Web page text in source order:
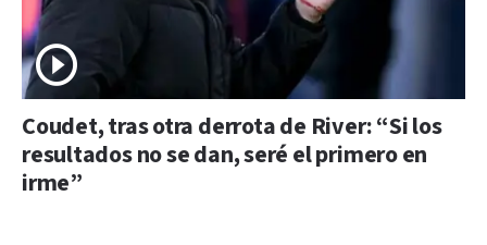
Coudet, tras otra derrota de River: “Si los
resultados no se dan, seré el primero en
irme”